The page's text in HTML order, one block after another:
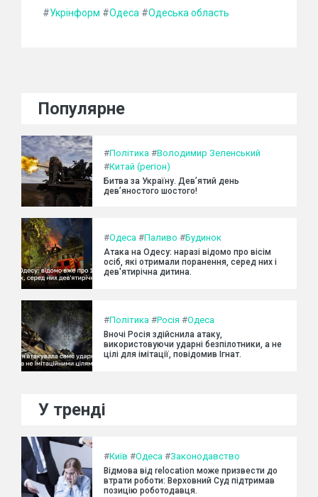
#Укрінформ #Одеса #Одеська область
Популярне
#Політика #Володимир Зеленський
#Китай (регіон)
Битва за Україну. Дев’ятий день
дев’яностого шостого!
#Одеса #Паливо #Будинок
Атака на Одесу: наразі відомо про вісім
осіб, які отримали поранення, серед них і
дев'ятирічна дитина.
#Політика #Росія #Одеса
Вночі Росія здійснила атаку,
використовуючи ударні безпілотники, а не
цілі для імітації, повідомив Ігнат.
У тренді
#Київ #Одеса #Законодавство
Відмова від relocation може призвести до
втрати роботи: Верховний Суд підтримав
позицію роботодавця.